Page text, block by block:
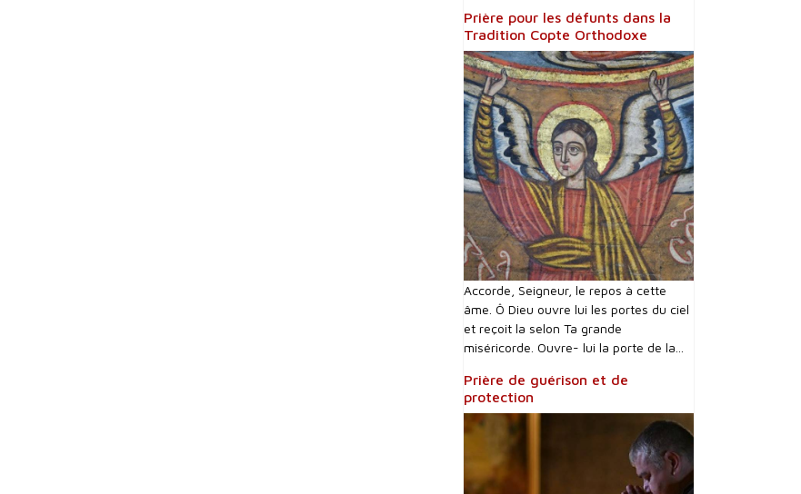
Prière pour les défunts dans la
Tradition Copte Orthodoxe
Accorde, Seigneur, le repos à cette
âme. Ô Dieu ouvre lui les portes du ciel
et reçoit la selon Ta grande
miséricorde. Ouvre- lui la porte de la...
Prière de guérison et de
protection